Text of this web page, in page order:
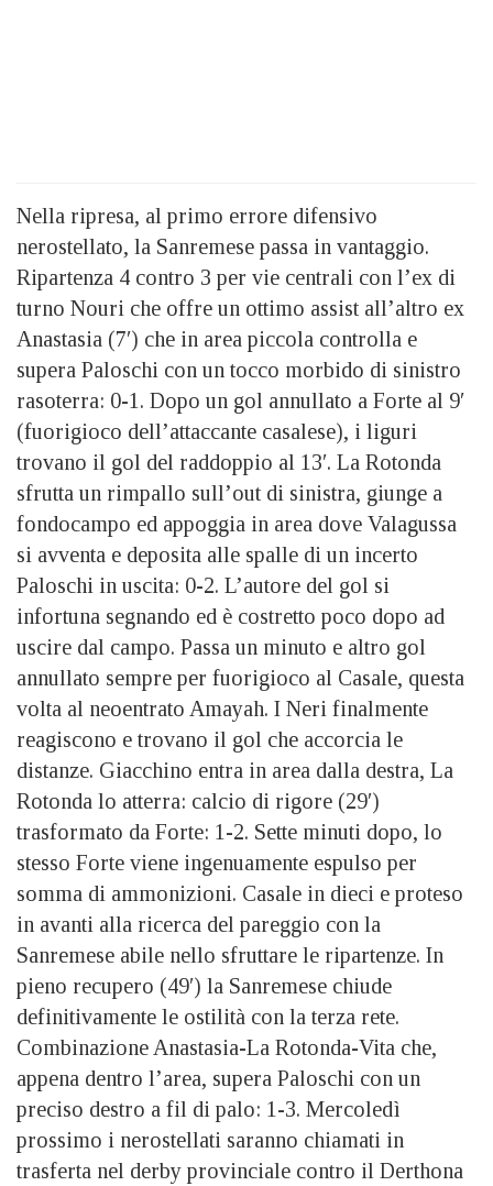
Nella ripresa, al primo errore difensivo
nerostellato, la Sanremese passa in vantaggio.
Ripartenza 4 contro 3 per vie centrali con l’ex di
turno Nouri che offre un ottimo assist all’altro ex
Anastasia (7′) che in area piccola controlla e
supera Paloschi con un tocco morbido di sinistro
rasoterra: 0-1. Dopo un gol annullato a Forte al 9′
(fuorigioco dell’attaccante casalese), i liguri
trovano il gol del raddoppio al 13′. La Rotonda
sfrutta un rimpallo sull’out di sinistra, giunge a
fondocampo ed appoggia in area dove Valagussa
si avventa e deposita alle spalle di un incerto
Paloschi in uscita: 0-2. L’autore del gol si
infortuna segnando ed è costretto poco dopo ad
uscire dal campo. Passa un minuto e altro gol
annullato sempre per fuorigioco al Casale, questa
volta al neoentrato Amayah. I Neri finalmente
reagiscono e trovano il gol che accorcia le
distanze. Giacchino entra in area dalla destra, La
Rotonda lo atterra: calcio di rigore (29′)
trasformato da Forte: 1-2. Sette minuti dopo, lo
stesso Forte viene ingenuamente espulso per
somma di ammonizioni. Casale in dieci e proteso
in avanti alla ricerca del pareggio con la
Sanremese abile nello sfruttare le ripartenze. In
pieno recupero (49′) la Sanremese chiude
definitivamente le ostilità con la terza rete.
Combinazione Anastasia-La Rotonda-Vita che,
appena dentro l’area, supera Paloschi con un
preciso destro a fil di palo: 1-3. Mercoledì
prossimo i nerostellati saranno chiamati in
trasferta nel derby provinciale contro il Derthona